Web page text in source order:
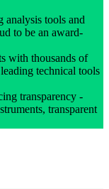
analysis tools and
to be an award-
with thousands of
technical tools
transparency -
transparent